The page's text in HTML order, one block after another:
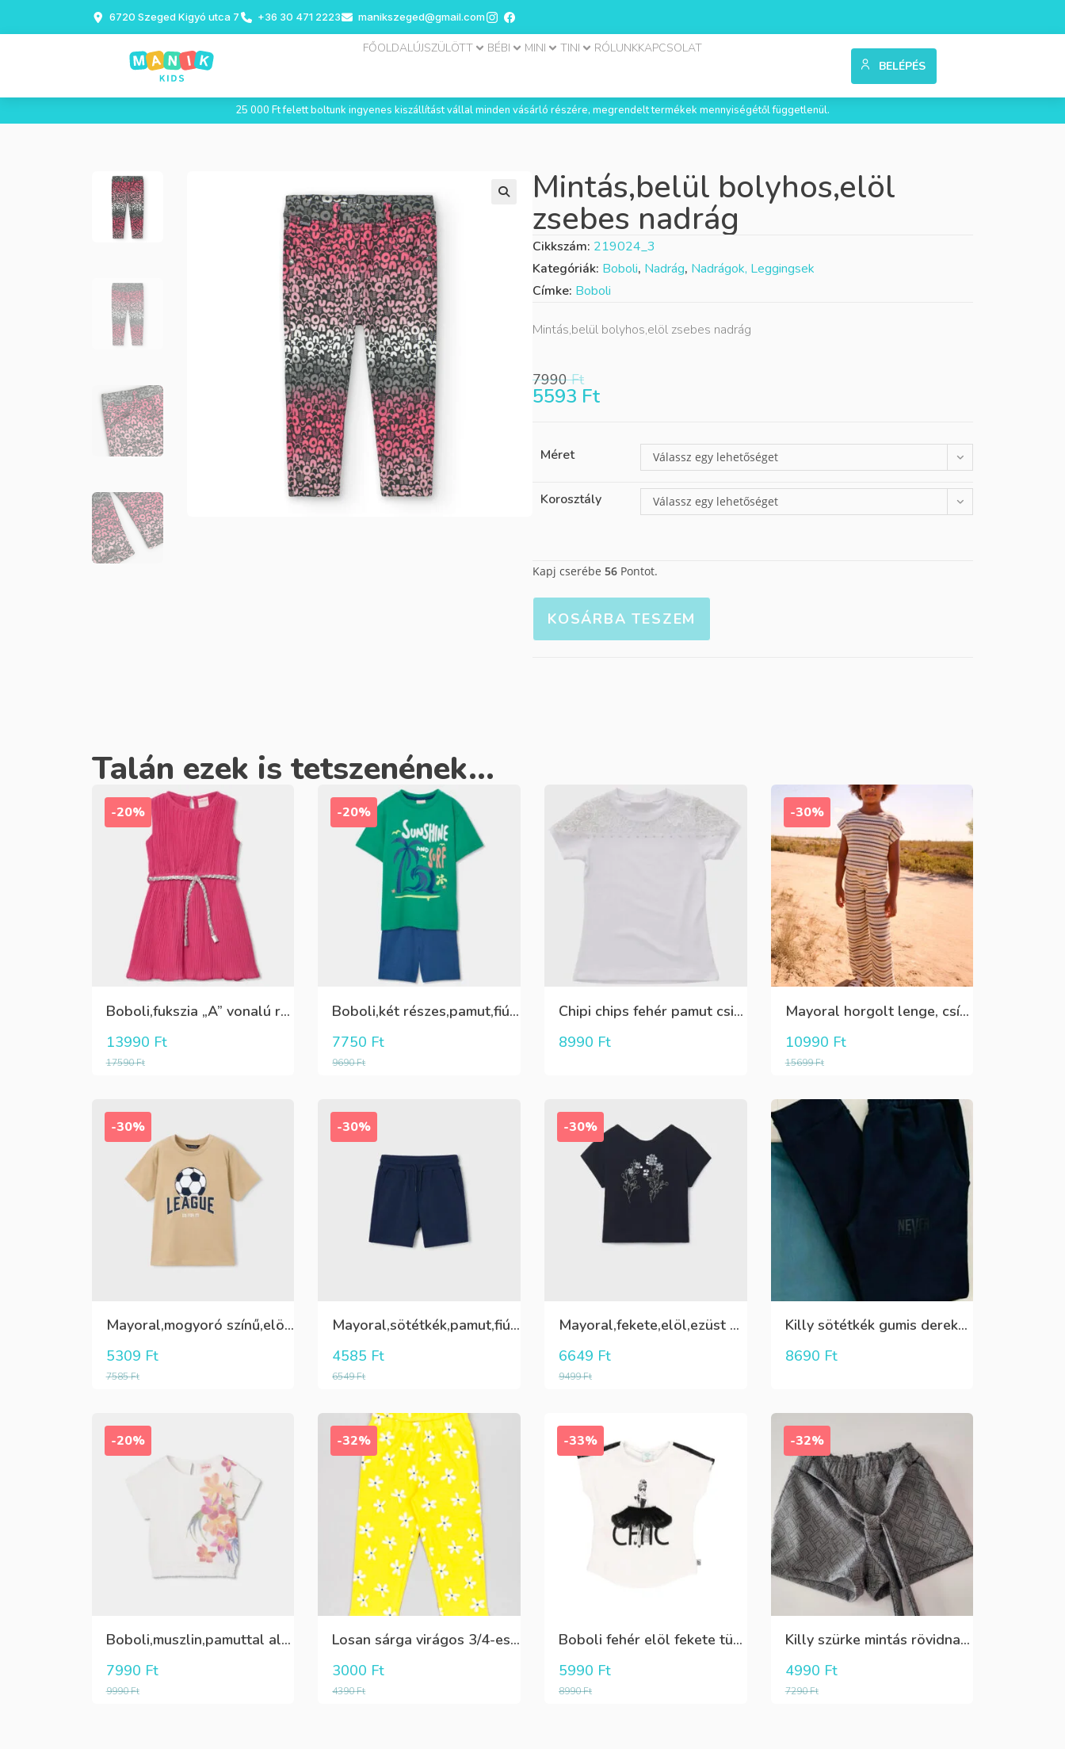
6720 Szeged Kigyó utca 7 +36 30 471 2223 manikszeged@gmail.com
FŐOLDALÚJSZÜLÖTT BÉBI MINI TINI RÓLUNKKAPCSOLAT
BELÉPÉS
25 000 Ft felett boltunk ingyenes kiszállítást vállal minden vásárló részére, megrendelt termékek mennyiségétől függetlenül.
Mintás,belül bolyhos,elöl
zsebes nadrág
Cikkszám: 219024_3
Kategóriák: Boboli, Nadrág, Nadrágok, Leggingsek
Címke: Boboli
Mintás,belül bolyhos,elöl zsebes nadrág
7990Ft
5593 Ft
Méret Válassz egy lehetőséget
Korosztály Válassz egy lehetőséget
Kapj cserébe 56 Pontot.
KOSÁRBA TESZEM
Talán ezek is tetszenének...
-20%
Boboli,fukszia „A” vonalú ruha,ezüst övvel
17590Ft
13990 Ft
-20%
Boboli,két részes,pamut,fiú szett;elöl mintás póló+kék rövidnadrág
9690Ft
7750 Ft
Chipi chips fehér pamut csipkés csinos rövid ujjú felső
8990 Ft
-30%
Mayoral horgolt lenge, csíkos nyári nadrág
15699Ft
10990 Ft
-30%
Mayoral,mogyoró színű,elöl futball labdás,fiú póló
7585Ft
5309 Ft
-30%
Mayoral,sötétkék,pamut,fiú rövidnadrág
6549Ft
4585 Ft
-30%
Mayoral,fekete,elöl,ezüst hímzett virág mintás,lány póló
9499Ft
6649 Ft
Killy sötétkék gumis derekú nadrág
8690 Ft
-20%
Boboli,muszlin,pamuttal alábélelt,alján gumis,bal oldalon virág mintás alkalmi blúz
9990Ft
7990 Ft
-32%
Losan sárga virágos 3/4-es leggings
4390Ft
3000 Ft
-33%
Boboli fehér elöl fekete tüll+gyöngyös csini póló
8990Ft
5990 Ft
-32%
Killy szürke mintás rövidnadrág
7290Ft
4990 Ft